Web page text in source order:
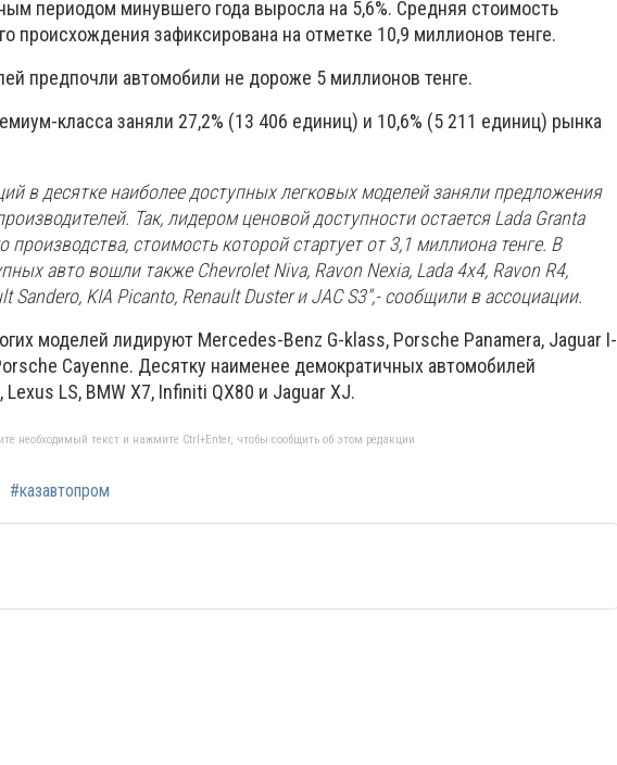
периодом минувшего года выросла на 5,6%. Средняя стоимость
происхождения зафиксирована на отметке 10,9 миллионов тенге.
предпочли автомобили не дороже 5 миллионов тенге.
класса заняли 27,2% (13 406 единиц) и 10,6% (5 211 единиц) рынка
в десятке наиболее доступных легковых моделей заняли предложения
Так, лидером ценовой доступности остается Lada Granta
производства, стоимость которой стартует от 3,1 миллиона тенге. В
авто вошли также Chevrolet Niva, Ravon Nexia, Lada 4x4, Ravon R4,
Sandero, KIA Picanto, Renault Duster и JAC S3'',- сообщили в ассоциации.
моделей лидируют Mercedes-Benz G-klass, Porsche Panamera, Jaguar I-
Cayenne. Десятку наименее демократичных автомобилей
LS, BMW X7, Infiniti QX80 и Jaguar XJ.
необходимый текст и нажмите Ctrl+Enter, чтобы сообщить об этом редакции
#казавтопром